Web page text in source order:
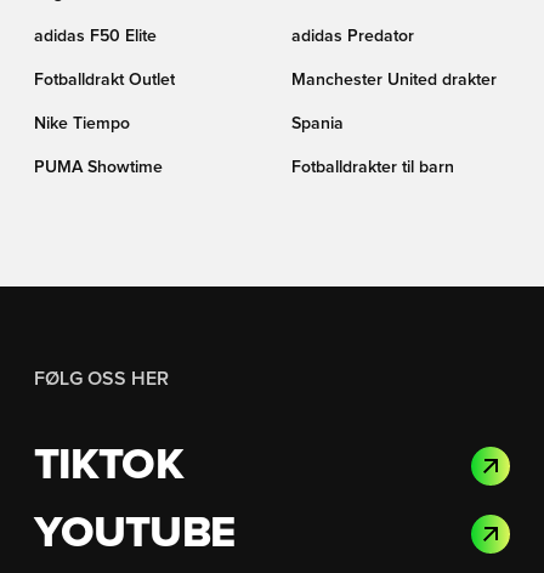
adidas F50 Elite adidas Predator
Fotballdrakt Outlet Manchester United drakter
Nike Tiempo Spania
PUMA Showtime Fotballdrakter til barn
FØLG OSS HER
TIKTOK
YOUTUBE